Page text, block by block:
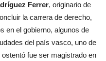
Ferrer, originario de
la carrera de derecho,
en el gobierno, algunos de
del país vasco, uno de
fue ser magistrado en